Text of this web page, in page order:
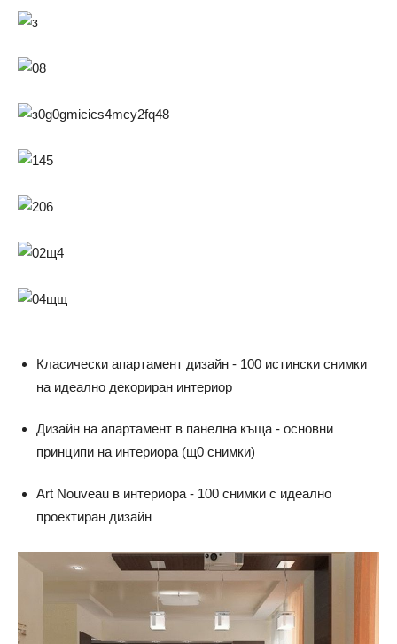
Класически апартамент дизайн - 100 истински снимки
на идеално декориран интериор
Дизайн на апартамент в панелна къща - основни
принципи на интериора (щ0 снимки)
Art Nouveau в интериора - 100 снимки с идеално
проектиран дизайн